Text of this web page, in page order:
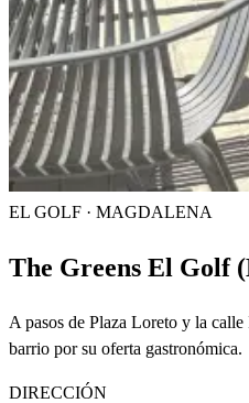
EL GOLF · MAGDALENA
The Greens El Golf
A pasos de Plaza Loreto y la
barrio por su oferta gastronómica.
DIRECCIÓN